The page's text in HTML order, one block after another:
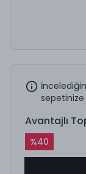
Avantajlı
%40